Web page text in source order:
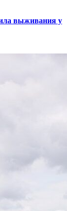
выживания у